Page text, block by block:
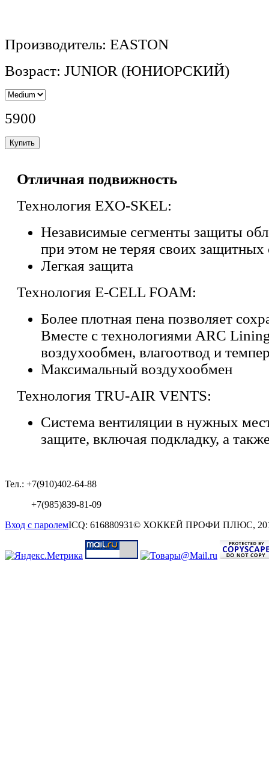
Производитель: EASTON
Возраст: JUNIOR (ЮНИОРСКИЙ)
5900
Отличная подвижность
Технология EXO-SKEL:
Независимые сегменты защиты
при этом не теряя своих защитных
Легкая защита
Технология E-CELL FOAM:
Более плотная пена позволяет
Вместе с технологиями ARC
воздухообмен, влагоотвод и
Максимальный воздухообмен
Технология TRU-AIR VENTS:
Система вентиляции в нужных
защите, включая подкладку, а
Тел.: +7(910)402-64-88
+7(985)839-81-09
Вход с паролемICQ: 616880931© ХОККЕЙ ПРОФИ ПЛЮС,